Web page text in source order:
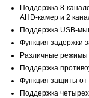
Поддержка 8
AHD-камер и 2
Поддержка USB-
Функция задержки
Различные режимы
Поддержка
Функция защиты от
Поддержка